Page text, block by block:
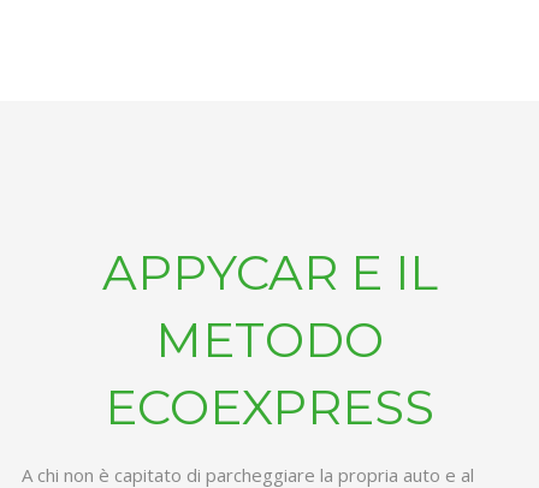
APPYCAR E IL
METODO
ECOEXPRESS
A chi non è capitato di parcheggiare la propria auto e al